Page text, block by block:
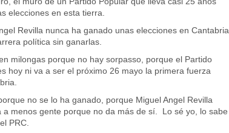
elecciones en esta tierra.
Revilla nunca ha ganado unas elecciones en Cantabria
política sin ganarlas.
milongas porque no hay sorpasso, porque el Partido
hoy ni va a ser el próximo 26 mayo la primera fuerza
no se lo ha ganado, porque Miguel Angel Revilla
a menos gente porque no da más de sí. Lo sé yo, lo sabe
PRC.